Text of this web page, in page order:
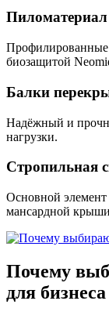
Пиломатериал
Профилированные
биозащитой
Балки
Надёжный и
нагрузки.
Стропильная
Основной элемент
мансардной
Почему
для